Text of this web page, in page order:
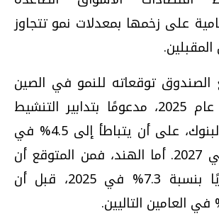
على زخمها بمعدلات نمو تتجاوز
توقعاته للنمو في الصين
إلى 5.0% في عام 2025، مدعومًا بتدابير التنشيط
وزيادة إقراض البنوك، على أن يتباطأ إلى 4.5% في
2026 و4.0% في 2027. أما الهند، فمن المتوقع أن
تحقق نموًا قويًا بنسبة 7.3% في 2025، قبل أن